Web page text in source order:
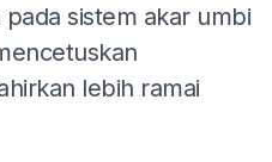
sistem akar umbi
lebih ramai